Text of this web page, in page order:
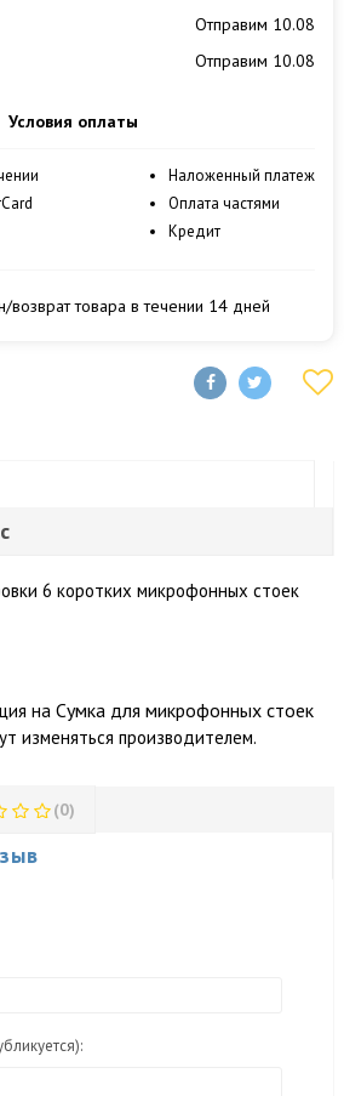
Отправим 10.08
Отправим 10.08
Условия оплаты
Наложенный платеж
Оплата частями
Кредит
возврат товара в течении 14 дней
6 коротких микрофонных стоек
на Сумка для микрофонных стоек
изменяться производителем.
(0)
: